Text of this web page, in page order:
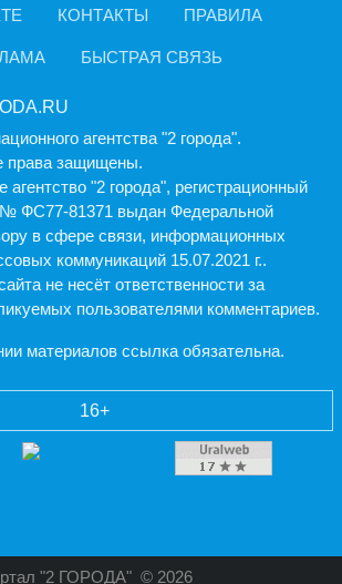
КОНТАКТЫ ПРАВИЛА
БЫСТРАЯ СВЯЗЬ
агентства "2 города".
права защищены.
"2 города", регистрационный
ФС77-81371 выдан Федеральной
в сфере связи, информационных
коммуникаций 15.07.2021 г..
не несёт ответственности за
пользователями комментариев.
материалов ссылка обязательна.
16+
"2 ГОРОДА" © 2026